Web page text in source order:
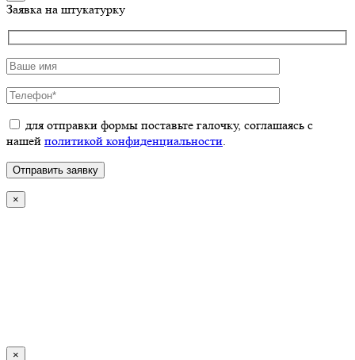
Заявка на штукатурку
для отправки формы поставьте галочку, соглашаясь с
нашей политикой конфиденциальности.
×
×